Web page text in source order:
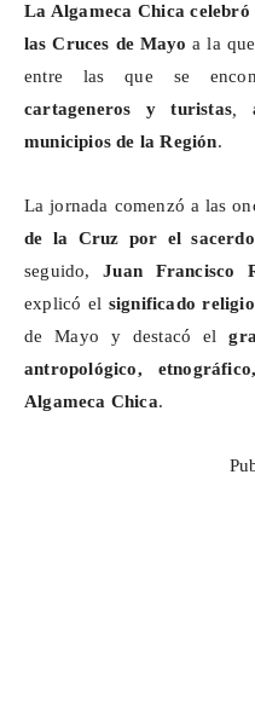
La Algameca Chica
las Cruces de Mayo a la
entre las que se
cartageneros y turistas
municipios de la Región.
La jornada comenzó a las
de la Cruz por el
seguido,Juan Francisco
explicó el significado
de Mayo y destacó el
antropológico,
Algameca Chica.